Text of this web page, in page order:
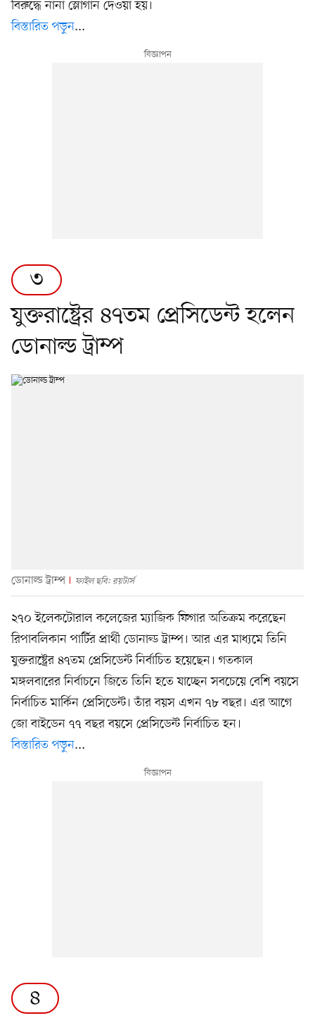
বিরুদ্ধে নানা স্লোগান দেওয়া হয়।
বিস্তারিত পড়ুন...
৩
যুক্তরাষ্ট্রের ৪৭তম প্রেসিডেন্ট হলেন
ডোনাল্ড ট্রাম্প
ডোনাল্ড ট্রাম্প ফাইল ছবি: রয়টার্স
২৭০ ইলেকটোরাল কলেজের ম্যাজিক ফিগার অতিক্রম করেছেন
রিপাবলিকান পার্টির প্রার্থী ডোনাল্ড ট্রাম্প। আর এর মাধ্যমে তিনি
যুক্তরাষ্ট্রের ৪৭তম প্রেসিডেন্ট নির্বাচিত হয়েছেন। গতকাল
মঙ্গলবারের নির্বাচনে জিতে তিনি হতে যাচ্ছেন সবচেয়ে বেশি বয়সে
নির্বাচিত মার্কিন প্রেসিডেন্ট। তাঁর বয়স এখন ৭৮ বছর। এর আগে
জো বাইডেন ৭৭ বছর বয়সে প্রেসিডেন্ট নির্বাচিত হন।
বিস্তারিত পড়ুন...
৪